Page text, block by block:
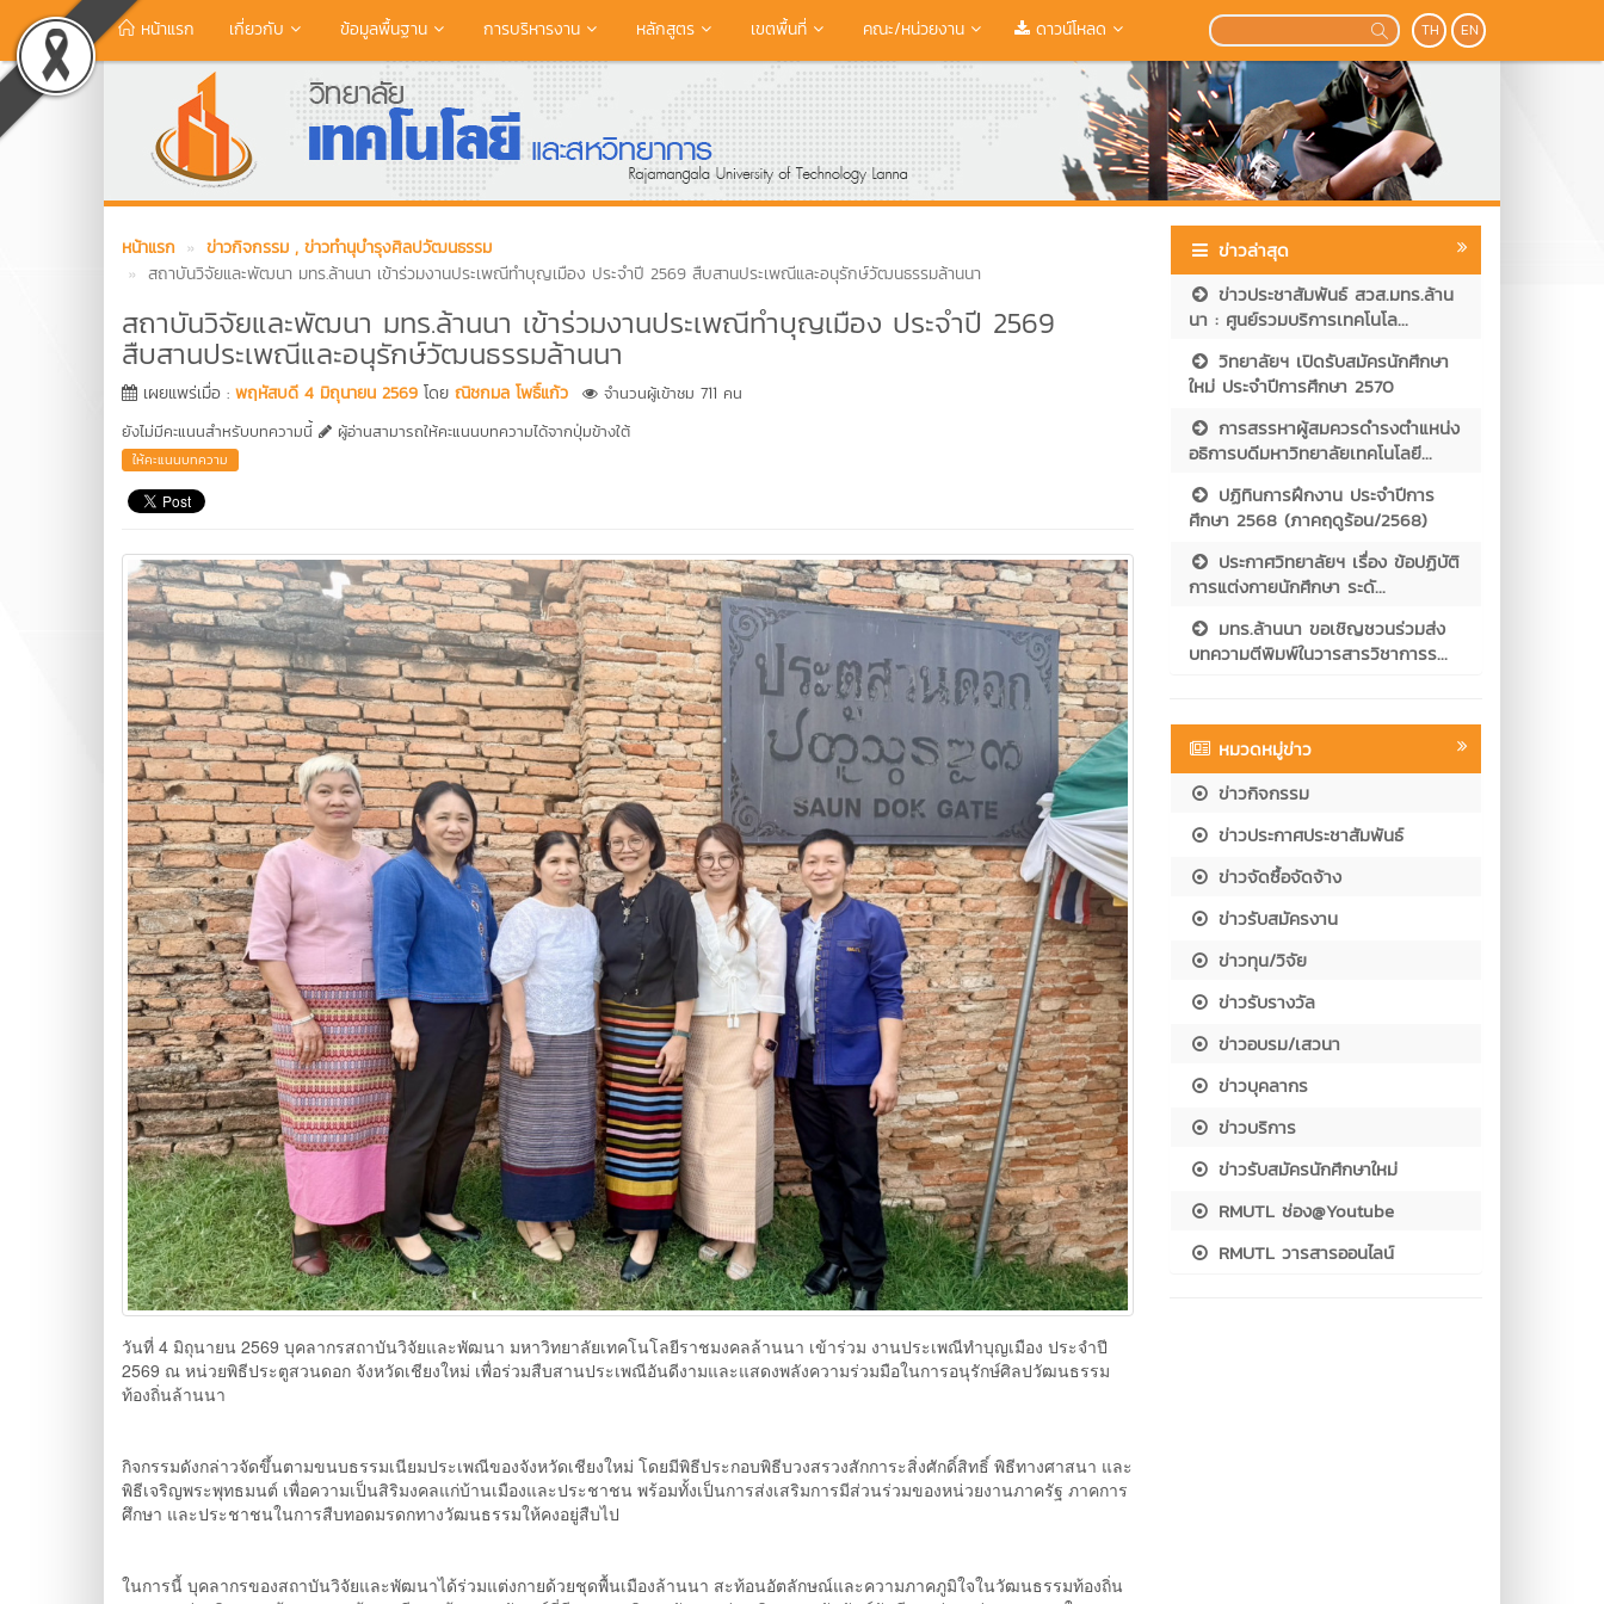
หน้าแรก เกี่ยวกับ ข้อมูลพื้นฐาน การบริหารงาน หลักสูตร เขตพื้นที่ คณะ/หน่วยงาน ดาวน์โหลด TH EN
หน้าแรก ข่าวกิจกรรม , ข่าวทำนุบำรุงศิลปวัฒนธรรม
สถาบันวิจัยและพัฒนา มทร.ล้านนา เข้าร่วมงานประเพณีทำบุญเมือง ประจำปี 2569 สืบสานประเพณีและอนุรักษ์วัฒนธรรมล้านนา
สถาบันวิจัยและพัฒนา มทร.ล้านนา เข้าร่วมงานประเพณีทำบุญเมือง ประจำปี 2569
สืบสานประเพณีและอนุรักษ์วัฒนธรรมล้านนา
เผยแพร่เมื่อ : พฤหัสบดี 4 มิถุนายน 2569 โดย ณิชกมล โพธิ์แก้ว
จำนวนผู้เข้าชม 711 คน
ยังไม่มีคะแนนสำหรับบทความนี้
ผู้อ่านสามารถให้คะแนนบทความได้จากปุ่มข้างใต้
ให้คะแนนบทความ
วันที่ 4 มิถุนายน 2569 บุคลากรสถาบันวิจัยและพัฒนา มหาวิทยาลัยเทคโนโลยีราชมงคลล้านนา เข้าร่วม งานประเพณีทำบุญเมือง ประจำปี
2569 ณ หน่วยพิธีประตูสวนดอก จังหวัดเชียงใหม่ เพื่อร่วมสืบสานประเพณีอันดีงามและแสดงพลังความร่วมมือในการอนุรักษ์ศิลปวัฒนธรรม
ท้องถิ่นล้านนา
กิจกรรมดังกล่าวจัดขึ้นตามขนบธรรมเนียมประเพณีของจังหวัดเชียงใหม่ โดยมีพิธีประกอบพิธีบวงสรวงสักการะสิ่งศักดิ์สิทธิ์ พิธีทางศาสนา และ
พิธีเจริญพระพุทธมนต์ เพื่อความเป็นสิริมงคลแก่บ้านเมืองและประชาชน พร้อมทั้งเป็นการส่งเสริมการมีส่วนร่วมของหน่วยงานภาครัฐ ภาคการ
ศึกษา และประชาชนในการสืบทอดมรดกทางวัฒนธรรมให้คงอยู่สืบไป
ในการนี้ บุคลากรของสถาบันวิจัยและพัฒนาได้ร่วมแต่งกายด้วยชุดพื้นเมืองล้านนา สะท้อนอัตลักษณ์และความภาคภูมิใจในวัฒนธรรมท้องถิ่น
ข่าวล่าสุด
ข่าวประชาสัมพันธ์ สวส.มทร.ล้าน
นา : ศูนย์รวมบริการเทคโนโล...
วิทยาลัยฯ เปิดรับสมัครนักศึกษา
ใหม่ ประจำปีการศึกษา 2570
การสรรหาผู้สมควรดำรงตำแหน่ง
อธิการบดีมหาวิทยาลัยเทคโนโลยี...
ปฏิทินการฝึกงาน ประจำปีการ
ศึกษา 2568 (ภาคฤดูร้อน/2568)
ประกาศวิทยาลัยฯ เรื่อง ข้อปฏิบัติ
การแต่งกายนักศึกษา ระดั...
มทร.ล้านนา ขอเชิญชวนร่วมส่ง
บทความตีพิมพ์ในวารสารวิชาการร...
หมวดหมู่ข่าว
ข่าวกิจกรรม
ข่าวประกาศประชาสัมพันธ์
ข่าวจัดซื้อจัดจ้าง
ข่าวรับสมัครงาน
ข่าวทุน/วิจัย
ข่าวรับรางวัล
ข่าวอบรม/เสวนา
ข่าวบุคลากร
ข่าวบริการ
ข่าวรับสมัครนักศึกษาใหม่
RMUTL ช่อง@Youtube
RMUTL วารสารออนไลน์